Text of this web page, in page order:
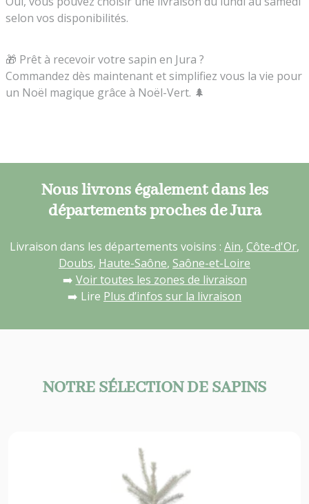
selon vos disponibilités.
🎁 Prêt à recevoir votre sapin en Jura ?
Commandez dès maintenant et simplifiez vous la vie pour
un Noël magique grâce à Noël-Vert. 🌲
Nous livrons également dans les
départements proches de Jura
Livraison dans les départements voisins : Ain, Côte-d'Or,
Doubs, Haute-Saône, Saône-et-Loire
➡️ Voir toutes les zones de livraison
➡️ Lire Plus d’infos sur la livraison
NOTRE SÉLECTION DE SAPINS